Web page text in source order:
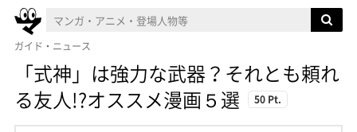
ガイド・ニュース
「式神」は強力な武器？それとも頼れ
る友人!?オススメ漫画５選
50 Pt.